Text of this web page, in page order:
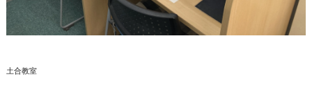
土合教室